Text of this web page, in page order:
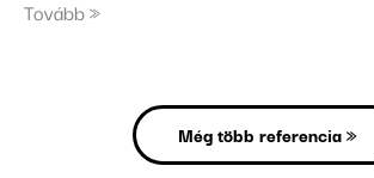
Tovább
Még több referencia »